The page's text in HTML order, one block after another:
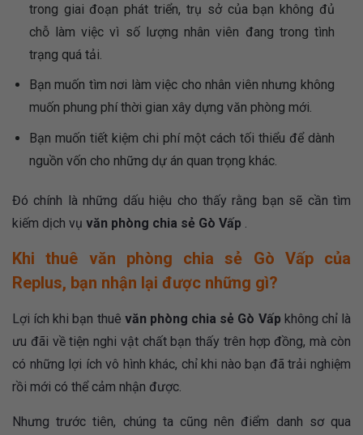
trong giai đoạn phát triển, trụ sở của bạn không đủ
chỗ làm việc vì số lượng nhân viên đang trong tình
trạng quá tải.
Bạn muốn tìm nơi làm việc cho nhân viên nhưng không
muốn phung phí thời gian xây dựng văn phòng mới.
Bạn muốn tiết kiệm chi phí một cách tối thiểu để dành
nguồn vốn cho những dự án quan trọng khác.
Đó chính là những dấu hiệu cho thấy rằng bạn sẽ cần tìm
kiếm dịch vụ văn phòng chia sẻ Gò Vấp
Khi thuê văn phòng chia sẻ Gò Vấp của
Replus, bạn nhận lại được những gì?
Lợi ích khi bạn thuê văn phòng chia sẻ Gò Vấp không chỉ là
ưu đãi về tiện nghi vật chất bạn thấy trên hợp đồng, mà còn
có những lợi ích vô hình khác, chỉ khi nào bạn đã trải nghiệm
rồi mới có thể cảm nhận được.
Nhưng trước tiên, chúng ta cũng nên điểm danh sơ qua